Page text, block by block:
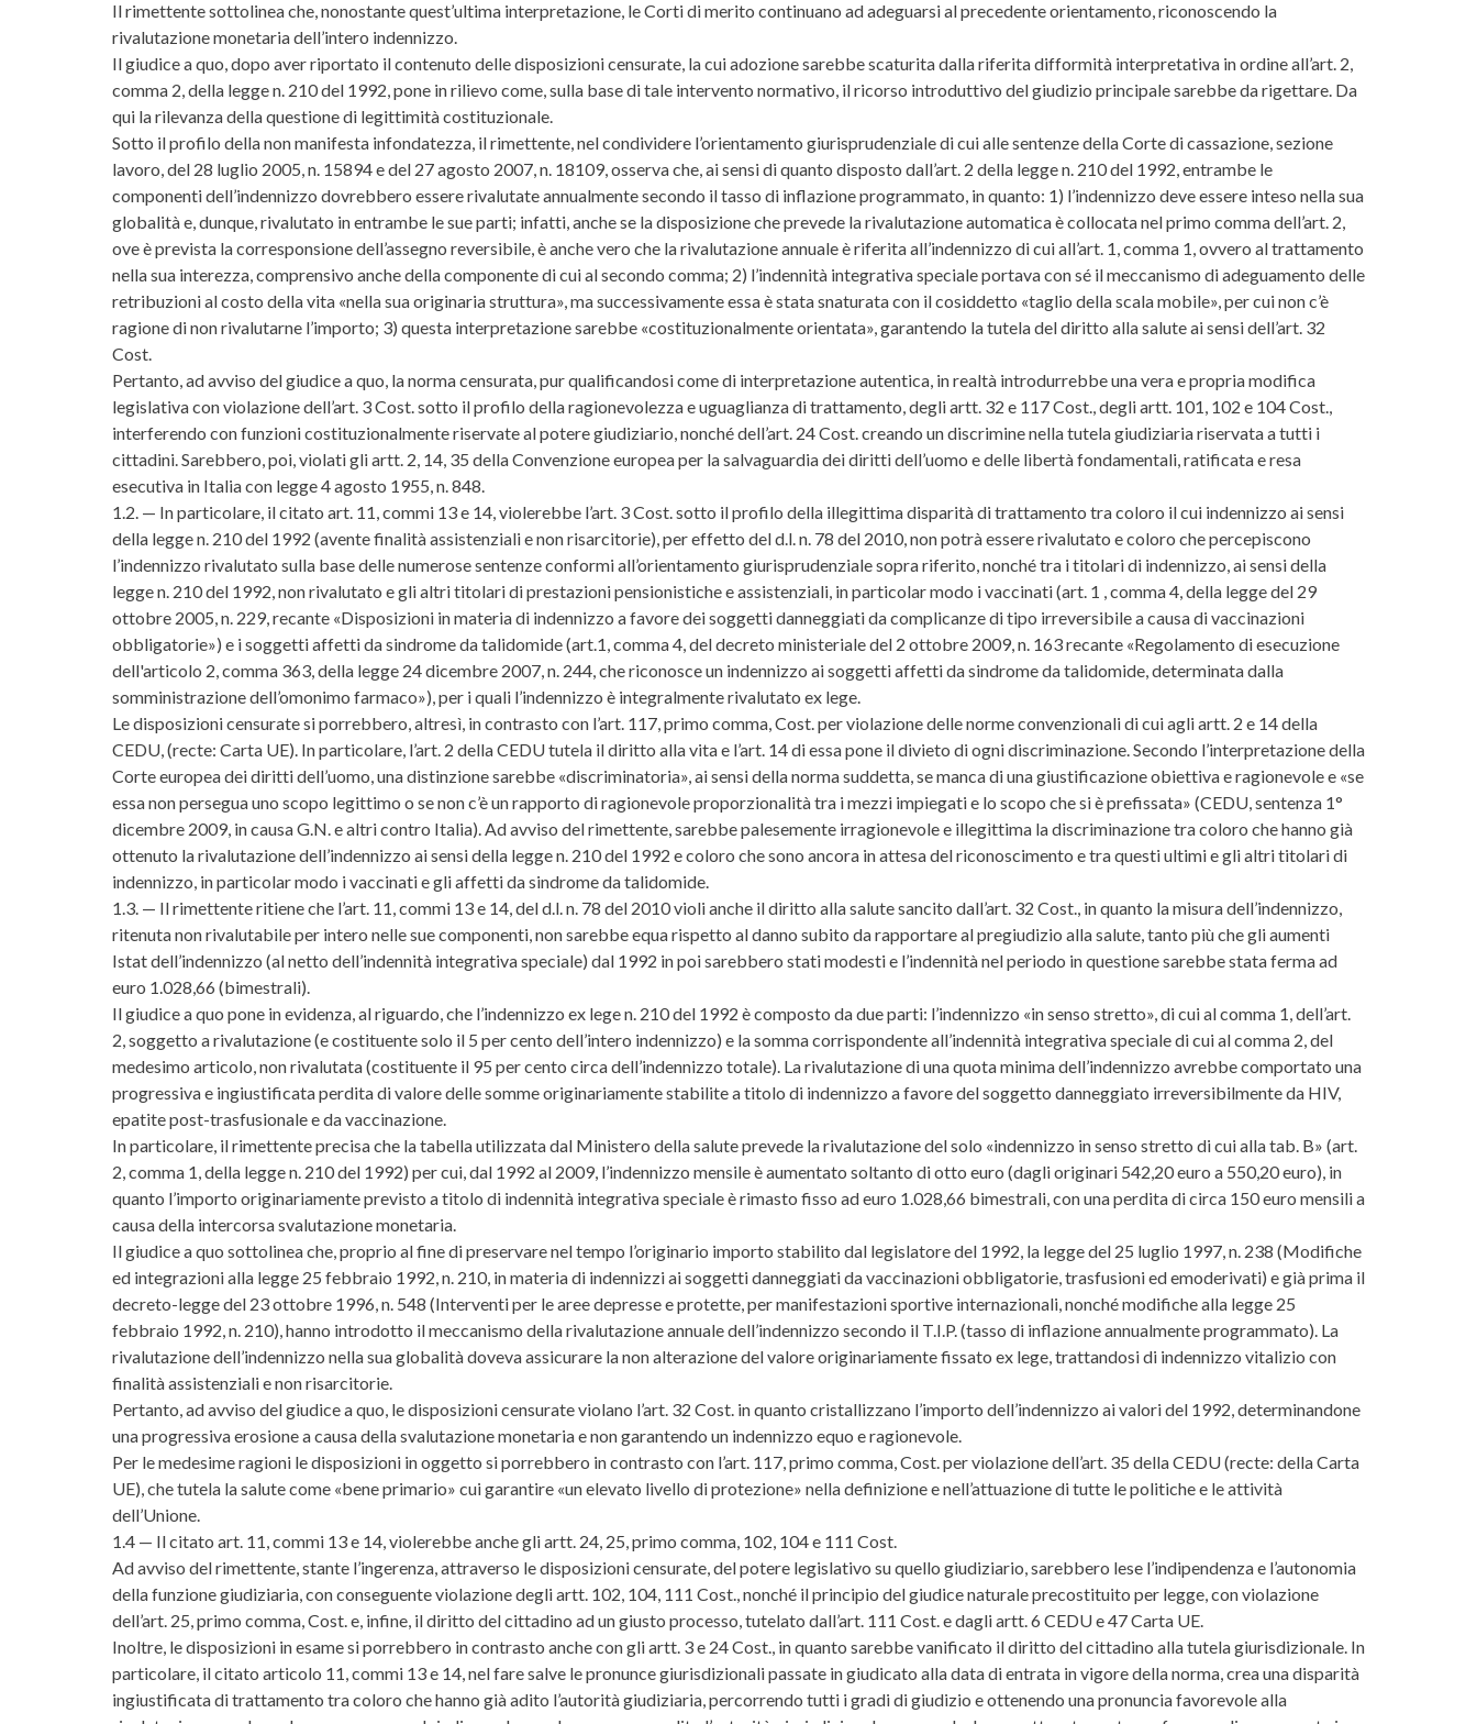
Il rimettente sottolinea che, nonostante quest’ultima interpretazione, le Corti di merito continuano ad adeguarsi al precedente orientamento, riconoscendo la
rivalutazione monetaria dell’intero indennizzo.
Il giudice a quo, dopo aver riportato il contenuto delle disposizioni censurate, la cui adozione sarebbe scaturita dalla riferita difformità interpretativa in ordine all’art. 2,
comma 2, della legge n. 210 del 1992, pone in rilievo come, sulla base di tale intervento normativo, il ricorso introduttivo del giudizio principale sarebbe da rigettare. Da
qui la rilevanza della questione di legittimità costituzionale.
Sotto il profilo della non manifesta infondatezza, il rimettente, nel condividere l’orientamento giurisprudenziale di cui alle sentenze della Corte di cassazione, sezione
lavoro, del 28 luglio 2005, n. 15894 e del 27 agosto 2007, n. 18109, osserva che, ai sensi di quanto disposto dall’art. 2 della legge n. 210 del 1992, entrambe le
componenti dell’indennizzo dovrebbero essere rivalutate annualmente secondo il tasso di inflazione programmato, in quanto: 1) l’indennizzo deve essere inteso nella sua
globalità e, dunque, rivalutato in entrambe le sue parti; infatti, anche se la disposizione che prevede la rivalutazione automatica è collocata nel primo comma dell’art. 2,
ove è prevista la corresponsione dell’assegno reversibile, è anche vero che la rivalutazione annuale è riferita all’indennizzo di cui all’art. 1, comma 1, ovvero al trattamento
nella sua interezza, comprensivo anche della componente di cui al secondo comma; 2) l’indennità integrativa speciale portava con sé il meccanismo di adeguamento delle
retribuzioni al costo della vita «nella sua originaria struttura», ma successivamente essa è stata snaturata con il cosiddetto «taglio della scala mobile», per cui non c’è
ragione di non rivalutarne l’importo; 3) questa interpretazione sarebbe «costituzionalmente orientata», garantendo la tutela del diritto alla salute ai sensi dell’art. 32
Cost.
Pertanto, ad avviso del giudice a quo, la norma censurata, pur qualificandosi come di interpretazione autentica, in realtà introdurrebbe una vera e propria modifica
legislativa con violazione dell’art. 3 Cost. sotto il profilo della ragionevolezza e uguaglianza di trattamento, degli artt. 32 e 117 Cost., degli artt. 101, 102 e 104 Cost.,
interferendo con funzioni costituzionalmente riservate al potere giudiziario, nonché dell’art. 24 Cost. creando un discrimine nella tutela giudiziaria riservata a tutti i
cittadini. Sarebbero, poi, violati gli artt. 2, 14, 35 della Convenzione europea per la salvaguardia dei diritti dell’uomo e delle libertà fondamentali, ratificata e resa
esecutiva in Italia con legge 4 agosto 1955, n. 848.
1.2. — In particolare, il citato art. 11, commi 13 e 14, violerebbe l’art. 3 Cost. sotto il profilo della illegittima disparità di trattamento tra coloro il cui indennizzo ai sensi
della legge n. 210 del 1992 (avente finalità assistenziali e non risarcitorie), per effetto del d.l. n. 78 del 2010, non potrà essere rivalutato e coloro che percepiscono
l’indennizzo rivalutato sulla base delle numerose sentenze conformi all’orientamento giurisprudenziale sopra riferito, nonché tra i titolari di indennizzo, ai sensi della
legge n. 210 del 1992, non rivalutato e gli altri titolari di prestazioni pensionistiche e assistenziali, in particolar modo i vaccinati (art. 1 , comma 4, della legge del 29
ottobre 2005, n. 229, recante «Disposizioni in materia di indennizzo a favore dei soggetti danneggiati da complicanze di tipo irreversibile a causa di vaccinazioni
obbligatorie») e i soggetti affetti da sindrome da talidomide (art.1, comma 4, del decreto ministeriale del 2 ottobre 2009, n. 163 recante «Regolamento di esecuzione
dell'articolo 2, comma 363, della legge 24 dicembre 2007, n. 244, che riconosce un indennizzo ai soggetti affetti da sindrome da talidomide, determinata dalla
somministrazione dell’omonimo farmaco»), per i quali l’indennizzo è integralmente rivalutato ex lege.
Le disposizioni censurate si porrebbero, altresì, in contrasto con l’art. 117, primo comma, Cost. per violazione delle norme convenzionali di cui agli artt. 2 e 14 della
CEDU, (recte: Carta UE). In particolare, l’art. 2 della CEDU tutela il diritto alla vita e l’art. 14 di essa pone il divieto di ogni discriminazione. Secondo l’interpretazione della
Corte europea dei diritti dell’uomo, una distinzione sarebbe «discriminatoria», ai sensi della norma suddetta, se manca di una giustificazione obiettiva e ragionevole e «se
essa non persegua uno scopo legittimo o se non c’è un rapporto di ragionevole proporzionalità tra i mezzi impiegati e lo scopo che si è prefissata» (CEDU, sentenza 1°
dicembre 2009, in causa G.N. e altri contro Italia). Ad avviso del rimettente, sarebbe palesemente irragionevole e illegittima la discriminazione tra coloro che hanno già
ottenuto la rivalutazione dell’indennizzo ai sensi della legge n. 210 del 1992 e coloro che sono ancora in attesa del riconoscimento e tra questi ultimi e gli altri titolari di
indennizzo, in particolar modo i vaccinati e gli affetti da sindrome da talidomide.
1.3. — Il rimettente ritiene che l’art. 11, commi 13 e 14, del d.l. n. 78 del 2010 violi anche il diritto alla salute sancito dall’art. 32 Cost., in quanto la misura dell’indennizzo,
ritenuta non rivalutabile per intero nelle sue componenti, non sarebbe equa rispetto al danno subito da rapportare al pregiudizio alla salute, tanto più che gli aumenti
Istat dell’indennizzo (al netto dell’indennità integrativa speciale) dal 1992 in poi sarebbero stati modesti e l’indennità nel periodo in questione sarebbe stata ferma ad
euro 1.028,66 (bimestrali).
Il giudice a quo pone in evidenza, al riguardo, che l’indennizzo ex lege n. 210 del 1992 è composto da due parti: l’indennizzo «in senso stretto», di cui al comma 1, dell’art.
2, soggetto a rivalutazione (e costituente solo il 5 per cento dell’intero indennizzo) e la somma corrispondente all’indennità integrativa speciale di cui al comma 2, del
medesimo articolo, non rivalutata (costituente il 95 per cento circa dell’indennizzo totale). La rivalutazione di una quota minima dell’indennizzo avrebbe comportato una
progressiva e ingiustificata perdita di valore delle somme originariamente stabilite a titolo di indennizzo a favore del soggetto danneggiato irreversibilmente da HIV,
epatite post-trasfusionale e da vaccinazione.
In particolare, il rimettente precisa che la tabella utilizzata dal Ministero della salute prevede la rivalutazione del solo «indennizzo in senso stretto di cui alla tab. B» (art.
2, comma 1, della legge n. 210 del 1992) per cui, dal 1992 al 2009, l’indennizzo mensile è aumentato soltanto di otto euro (dagli originari 542,20 euro a 550,20 euro), in
quanto l’importo originariamente previsto a titolo di indennità integrativa speciale è rimasto fisso ad euro 1.028,66 bimestrali, con una perdita di circa 150 euro mensili a
causa della intercorsa svalutazione monetaria.
Il giudice a quo sottolinea che, proprio al fine di preservare nel tempo l’originario importo stabilito dal legislatore del 1992, la legge del 25 luglio 1997, n. 238 (Modifiche
ed integrazioni alla legge 25 febbraio 1992, n. 210, in materia di indennizzi ai soggetti danneggiati da vaccinazioni obbligatorie, trasfusioni ed emoderivati) e già prima il
decreto-legge del 23 ottobre 1996, n. 548 (Interventi per le aree depresse e protette, per manifestazioni sportive internazionali, nonché modifiche alla legge 25
febbraio 1992, n. 210), hanno introdotto il meccanismo della rivalutazione annuale dell’indennizzo secondo il T.I.P. (tasso di inflazione annualmente programmato). La
rivalutazione dell’indennizzo nella sua globalità doveva assicurare la non alterazione del valore originariamente fissato ex lege, trattandosi di indennizzo vitalizio con
finalità assistenziali e non risarcitorie.
Pertanto, ad avviso del giudice a quo, le disposizioni censurate violano l’art. 32 Cost. in quanto cristallizzano l’importo dell’indennizzo ai valori del 1992, determinandone
una progressiva erosione a causa della svalutazione monetaria e non garantendo un indennizzo equo e ragionevole.
Per le medesime ragioni le disposizioni in oggetto si porrebbero in contrasto con l’art. 117, primo comma, Cost. per violazione dell’art. 35 della CEDU (recte: della Carta
UE), che tutela la salute come «bene primario» cui garantire «un elevato livello di protezione» nella definizione e nell’attuazione di tutte le politiche e le attività
dell’Unione.
1.4 — Il citato art. 11, commi 13 e 14, violerebbe anche gli artt. 24, 25, primo comma, 102, 104 e 111 Cost.
Ad avviso del rimettente, stante l’ingerenza, attraverso le disposizioni censurate, del potere legislativo su quello giudiziario, sarebbero lese l’indipendenza e l’autonomia
della funzione giudiziaria, con conseguente violazione degli artt. 102, 104, 111 Cost., nonché il principio del giudice naturale precostituito per legge, con violazione
dell’art. 25, primo comma, Cost. e, infine, il diritto del cittadino ad un giusto processo, tutelato dall’art. 111 Cost. e dagli artt. 6 CEDU e 47 Carta UE.
Inoltre, le disposizioni in esame si porrebbero in contrasto anche con gli artt. 3 e 24 Cost., in quanto sarebbe vanificato il diritto del cittadino alla tutela giurisdizionale. In
particolare, il citato articolo 11, commi 13 e 14, nel fare salve le pronunce giurisdizionali passate in giudicato alla data di entrata in vigore della norma, crea una disparità
ingiustificata di trattamento tra coloro che hanno già adito l’autorità giudiziaria, percorrendo tutti i gradi di giudizio e ottenendo una pronuncia favorevole alla